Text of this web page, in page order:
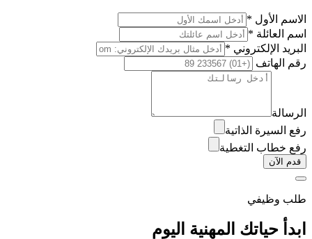
الاسم الأول *
اسم العائلة *
البريد الإلكتروني *
رقم الهاتف
الرسالة
رفع السيرة الذاتية
رفع خطاب التغطية
قدم الآن
طلب وظيفي
ابدأ حياتك المهنية اليوم